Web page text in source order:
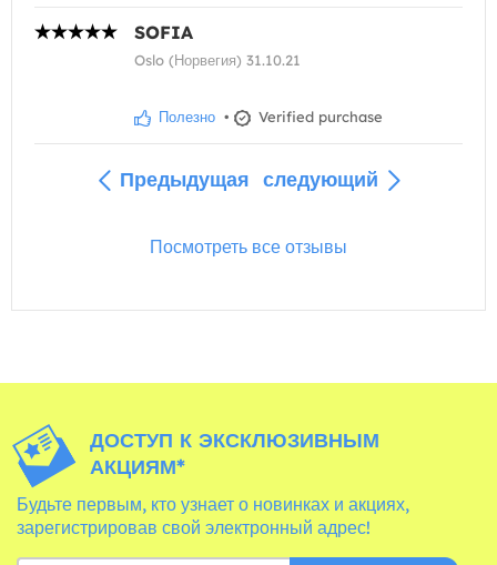
SOFIA
Oslo (Норвегия) 31.10.21
Полезно • Verified purchase
Предыдущая следующий
Посмотреть все отзывы
ДОСТУП К ЭКСКЛЮЗИВНЫМ
АКЦИЯМ*
Будьте первым, кто узнает о новинках и акциях,
зарегистрировав свой электронный адрес!